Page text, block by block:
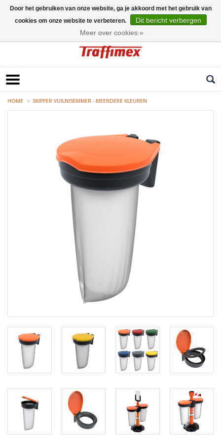
HOME SKIPPER VUILNISEMMER - MEERDERE KLEUREN
Door het gebruiken van onze website, ga je akkoord met het gebruik van
cookies om onze website te verbeteren.
Dit bericht verbergen
Meer over cookies »